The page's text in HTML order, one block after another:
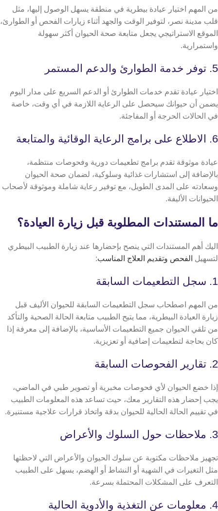
من المهم اختيار عيادة بيطرية في منطقة يسهل الوصول إليها، مثل
قلب مدينة نصر، لتوفير الوقت والجهد أثناء زيارات الفحص أو الطوارئ،
الموقع الاستراتيجي يجعل متابعة صحة الحيوان أكثر سهولة
واستمرارية.
5. توفر خدمة الطوارئ والدعم المستمر
اختيار عيادة تقدم خدمات الطوارئ أو الدعم السريع على مدار اليوم
يضمن أن حيوانك سيحصل على الرعاية اللازمة في أي وقت، خاصة
في الحالات الحرجة أو المفاجئة.
6. الاطلاع على برامج الرعاية الوقائية والمتابعة
عيادة موثوقة تقدم برامج تطعيمات دورية وفحوصات منتظمة،
بالإضافة إلى استشارات غذائية وسلوكية، لضمان صحة الحيوان
وسعادته على المدى الطويل، مع توفير رعاية شاملة وموثوقة لأصحاب
الحيوانات الأليفة.
​​ما المستندات المطلوبة قبل زيارة العيادة؟
اليك أهم المستندات التي ينصح بإحضارها عند زيارة الطبيب البيطري
لتسهيل الفحص وتقديم العلاج المناسب:
1. سجل التطعيمات السابقة
من المهم اصطحاب سجل التطعيمات السابقة للحيوان الأليف قبل
زيارة العيادة البيطرية، مما يتيح الطبيب متابعة الحالة الصحية والتأكد
من تلقي الحيوان جميع التطعيمات الأساسية، بالإضافة إلى معرفة إذا
كان بحاجة لتطعيمات إضافية أو تعزيزية.
2. تقارير الفحوصات السابقة
إذا خضع الحيوان لأي فحوصات مخبرية أو تصوير طبي في الماضي،
يجب إحضار هذه التقارير معك، حيث تساعد هذه المعلومات الطبيب
في تقييم الحالة الحالية للحيوان بدقة واتخاذ قرارات علاجية مستنيرة.
3. ملاحظات حول السلوك والأعراض
تجهيز ملاحظات مكتوبة عن سلوك الحيوان والأعراض التي لاحظتها
مثل التغيرات في الشهية أو النشاط أو الهضم، يسهل على الطبيب
التعرف على المشكلات المحتملة بسرعة.
4. معلومات عن التغذية والأدوية الحالية